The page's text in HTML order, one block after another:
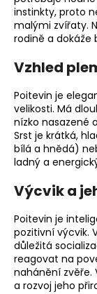
instinkty, proto
malými zvířaty.
rodině a dokáže
Vzhled
Poitevin je
velikosti. Má
nízko nasazené
Srst je krátká,
bílá a hnědá)
ladný a
Výcvik a
Poitevin je
pozitivní výcvik.
důležitá
reagovat na
nahánění zvěře.
a rozvoj jeho
u
č
u
j
e
m
e